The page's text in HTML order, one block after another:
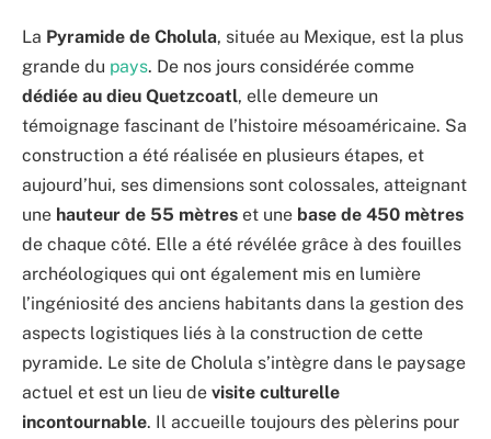
La Pyramide de Cholula, située au Mexique, est la plus
grande du pays. De nos jours considérée comme
dédiée au dieu Quetzcoatl, elle demeure un
témoignage fascinant de l’histoire mésoaméricaine. Sa
construction a été réalisée en plusieurs étapes, et
aujourd’hui, ses dimensions sont colossales, atteignant
une hauteur de 55 mètres et une base de 450 mètres
de chaque côté. Elle a été révélée grâce à des fouilles
archéologiques qui ont également mis en lumière
l’ingéniosité des anciens habitants dans la gestion des
aspects logistiques liés à la construction de cette
pyramide. Le site de Cholula s’intègre dans le paysage
actuel et est un lieu de visite culturelle
incontournable. Il accueille toujours des pèlerins pour